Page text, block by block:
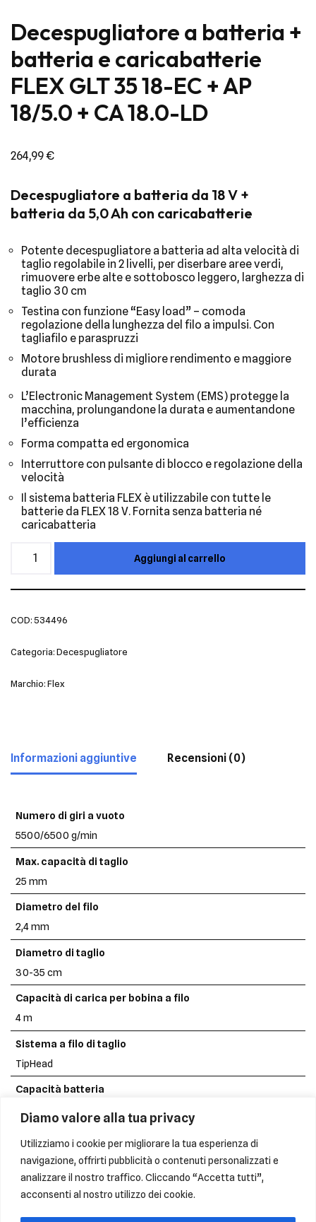
Diamo valore alla tua privacy
Utilizziamo i cookie per migliorare la tua esperienza di
navigazione, offrirti pubblicità o contenuti personalizzati e
analizzare il nostro traffico. Cliccando “Accetta tutti”,
acconsenti al nostro utilizzo dei cookie.
Decespugliatore a batteria +
batteria e caricabatterie
FLEX GLT 35 18-EC + AP
18/5.0 + CA 18.0-LD
264,99€
Decespugliatore a batteria da 18 V +
batteria da 5,0 Ah con caricabatterie
Potente decespugliatore a batteria ad alta velocità di
taglio regolabile in 2 livelli, per diserbare aree verdi,
rimuovere erbe alte e sottobosco leggero, larghezza di
taglio 30 cm
Testina con funzione “Easy load” – comoda
regolazione della lunghezza del filo a impulsi. Con
tagliafilo e paraspruzzi
Motore brushless di migliore rendimento e maggiore
durata
L’Electronic Management System (EMS) protegge la
macchina, prolungandone la durata e aumentandone
l’efficienza
Forma compatta ed ergonomica
Interruttore con pulsante di blocco e regolazione della
velocità
Il sistema batteria FLEX è utilizzabile con tutte le
batterie da FLEX 18 V. Fornita senza batteria né
caricabatteria
Aggiungi al carrello
COD: 534496
Categoria: Decespugliatore
Marchio: Flex
Informazioni aggiuntive Recensioni (0)
Numero di giri a vuoto
5500/6500 g/min
Max. capacità di taglio
25 mm
Diametro del filo
2,4 mm
Diametro di taglio
30-35 cm
Capacità di carica per bobina a filo
4 m
Sistema a filo di taglio
TipHead
Capacità batteria
Dimensioni LxLaxA
1665 x 235 x 170 mm